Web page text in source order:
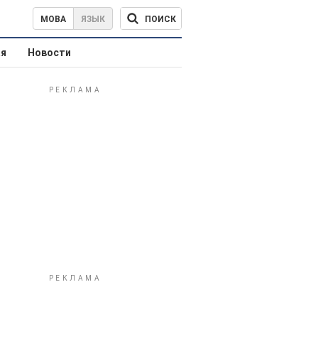
МОВА ЯЗЫК ПОИСК
Новости